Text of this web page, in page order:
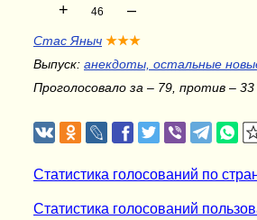
+ 46 –
Стас Яныч ★★★
Выпуск: анекдоты, остальные
Проголосовало за – 79, против – 33
Статистика голосований по
Статистика голосований